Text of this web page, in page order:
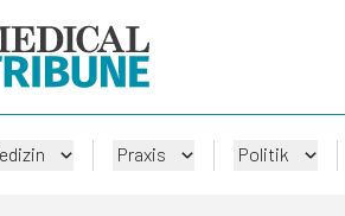
Praxis Politik